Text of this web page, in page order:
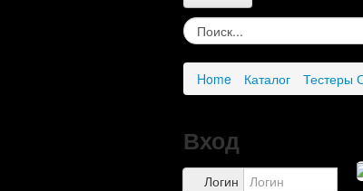
Главная
О нас
Правила
Каталог
Home Каталог Тестеры
Вход
Логин